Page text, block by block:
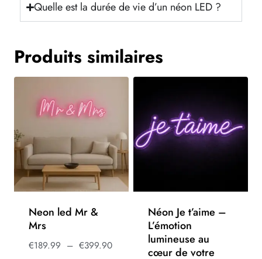
Quelle est la durée de vie d’un néon LED ?
Produits similaires
Neon led Mr &
Mrs
€189.99 – €399.90
Néon Je t’aime –
L’émotion
lumineuse au
cœur de votre